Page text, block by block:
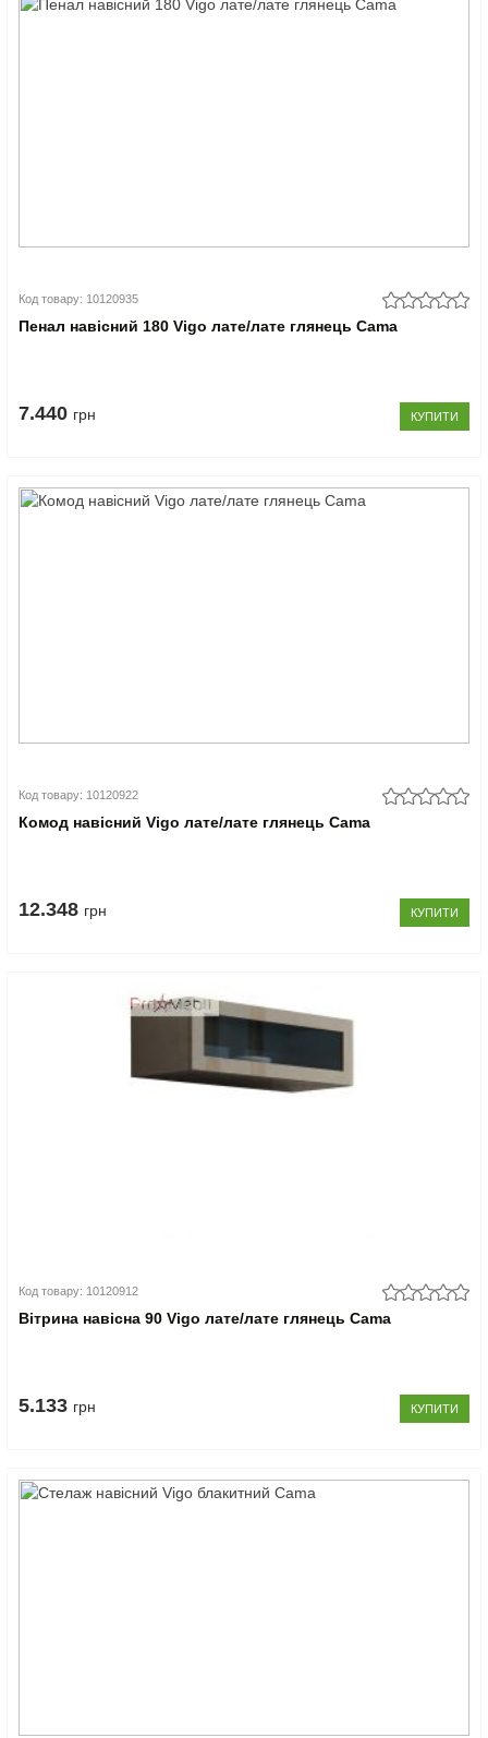
Код товару: 10120935
Пенал навісний 180 Vigo лате/лате глянець Cama
7.440 грн КУПИТИ
Код товару: 10120922
Комод навісний Vigo лате/лате глянець Cama
12.348 грн КУПИТИ
Код товару: 10120912
Вітрина навісна 90 Vigo лате/лате глянець Cama
5.133 грн КУПИТИ